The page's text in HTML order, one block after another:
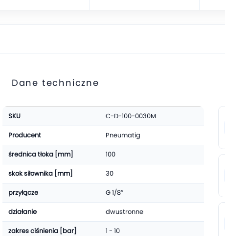
Dane techniczne
Więcej
informacji
SKU C-D-100-0030M
Producent Pneumatig
średnica tłoka [mm] 100
skok siłownika [mm] 30
przyłącze G 1/8″
działanie dwustronne
zakres ciśnienia [bar] 1 - 10